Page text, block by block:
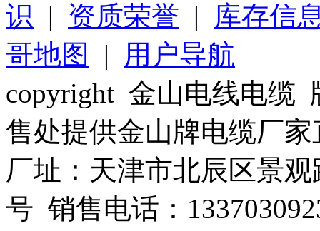
识 | 资质荣誉 | 库存信
哥地图
| 用户导航
copyright 金山电线电缆
售处提供金山牌电缆厂家
厂址：天津市北辰区景
号 销售电话：